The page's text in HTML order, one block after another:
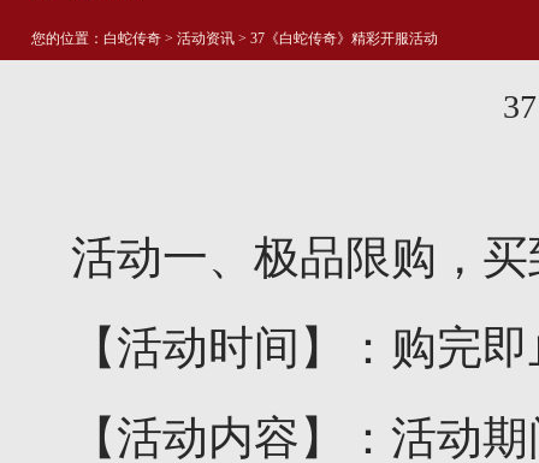
您的位置： 白蛇传奇 > 活动资讯 > 37《白蛇传奇》精彩开服活动
活动一、极品限购，
【活动时间】：购完
【活动内容】：活动